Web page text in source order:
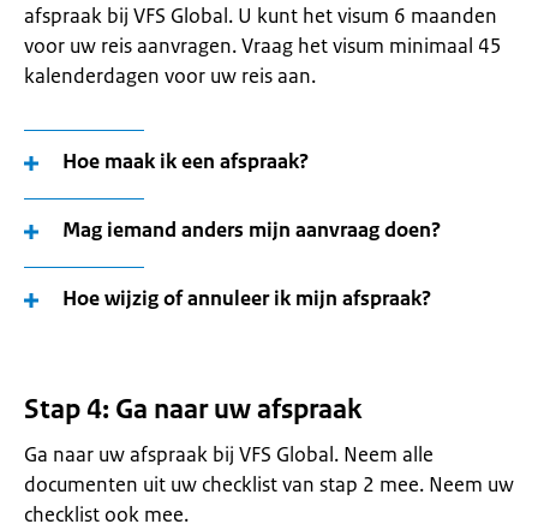
afspraak bij VFS Global. U kunt het visum 6 maanden
voor uw reis aanvragen. Vraag het visum minimaal 45
kalenderdagen voor uw reis aan.
Hoe maak ik een afspraak?
Mag iemand anders mijn aanvraag doen?
Hoe wijzig of annuleer ik mijn afspraak?
Stap 4: Ga naar uw afspraak
Ga naar uw afspraak bij VFS Global. Neem alle
documenten uit uw checklist van stap 2 mee. Neem uw
checklist ook mee.